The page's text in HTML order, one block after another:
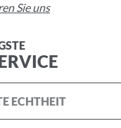
Sie uns
ECHTHEIT